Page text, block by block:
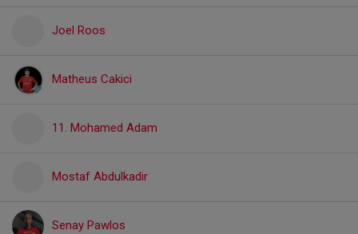
Joel Roos
Matheus Cakici
11. Mohamed Adam
Mostaf Abdulkadir
Senay Pawlos